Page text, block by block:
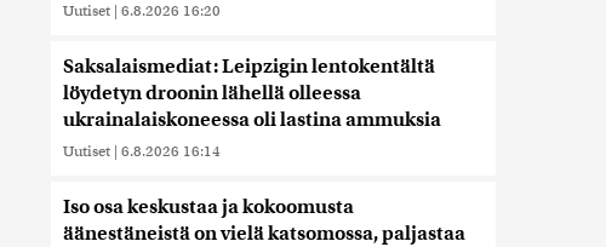
Uutiset | 6.8.2026 16:20
Saksalaismediat: Leipzigin lentokentältä
löydetyn droonin lähellä olleessa
ukrainalaiskoneessa oli lastina ammuksia
Uutiset | 6.8.2026 16:14
Iso osa keskustaa ja kokoomusta
äänestäneistä on vielä katsomossa, paljastaa